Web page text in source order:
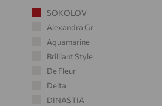
SOKOLOV
Alexandra Gr
Aquamarine
Brilliant Style
De Fleur
Delta
DINASTIA